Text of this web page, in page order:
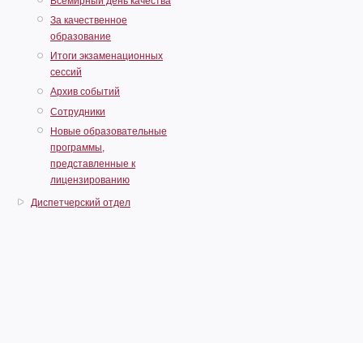
За качественное
образование
Итоги экзаменационных
сессий
Архив событий
Сотрудники
Новые образовательные
программы,
представленные к
лицензированию
Диспетчерский отдел